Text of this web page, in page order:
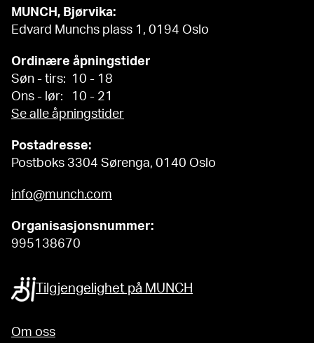
MUNCH, Bjørvika:
Edvard Munchs plass 1, 0194 Oslo
Ordinære åpningstider
Søn - tirs: 10 - 18
Ons - lør: 10 - 21
Se alle åpningstider
Postadresse:
Postboks 3304 Sørenga, 0140 Oslo
info@munch.com
Organisasjonsnummer:
995138670
Tilgjengelighet på MUNCH
Om oss